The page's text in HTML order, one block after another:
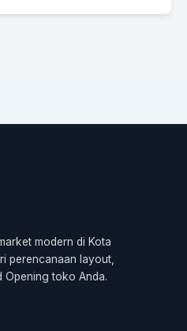
modern di Kota
perencanaan layout,
Opening toko Anda.